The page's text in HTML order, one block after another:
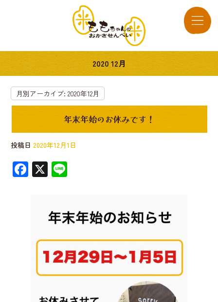
2020 12月
月別アーカイブ:2020年12月
年末年始のお休みです！
投稿日 2020年12月1日
F
ac
o
X